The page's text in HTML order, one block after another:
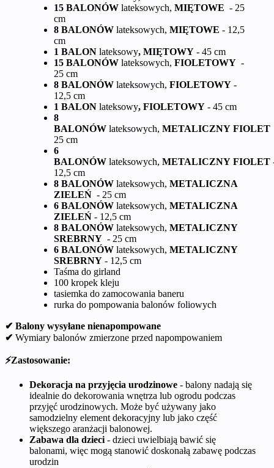
15 BALONÓW lateksowych, MIĘTOWE - 25
cm
8 BALONÓW lateksowych, MIĘTOWE - 12,5
cm
1 BALON lateksowy, MIĘTOWY - 45 cm
15 BALONÓW lateksowych, FIOLETOWY -
25 cm
8 BALONÓW lateksowych, FIOLETOWY -
12,5 cm
1 BALON lateksowy, FIOLETOWY - 45 cm
8
BALONÓW lateksowych, METALICZNY
25 cm
6
BALONÓW lateksowych, METALICZNY FIOLET
12,5 cm
8 BALONÓW lateksowych, METALICZNA
ZIELEŃ - 25 cm
6 BALONÓW lateksowych, METALICZNA
ZIELEŃ - 12,5 cm
8 BALONÓW lateksowych, METALICZNY
SREBRNY - 25 cm
6 BALONÓW lateksowych, METALICZNY
SREBRNY - 12,5 cm
Taśma do girland
100 kropek kleju
tasiemka do zamocowania baneru
rurka do pompowania balonów foliowych
✔ Balony wysyłane nienapompowane
✔ Wymiary balonów zmierzone przed napompowaniem
⚡Zastosowanie:
Dekoracja na przyjęcia urodzinowe - balony nadają się
idealnie do dekorowania wnętrza lub ogrodu podczas
przyjęć urodzinowych. Może być używany jako
samodzielny element dekoracyjny lub jako część
większego aranżacji balonowej.
Zabawa dla dzieci - dzieci uwielbiają bawić się
balonami, więc mogą stanowić doskonałą zabawę podczas
urodzin